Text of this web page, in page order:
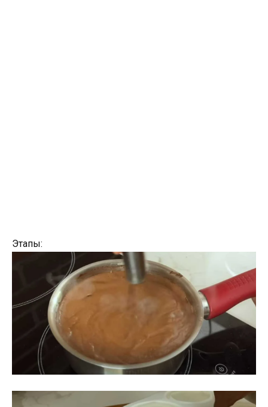
Этапы: